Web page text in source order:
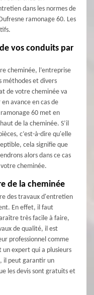
dans les normes de
ramonage 60. Les
vos conduits par
cheminée, l’entreprise
méthodes et divers
de votre cheminée va
avance en cas de
60 met en
de la cheminée. S’il
c’est-à-dire qu'elle
cela signifie que
alors dans ce cas
cheminée.
de la cheminée
des travaux d'entretien
En effet, il faut
très facile à faire,
de qualité, il est
professionnel comme
un expert qui a plusieurs
il peut garantir un
les devis sont gratuits et